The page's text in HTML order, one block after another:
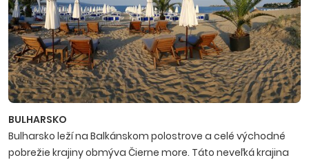
BULHARSKO
Bulharsko leží na Balkánskom polostrove a celé východné
pobrežie krajiny obmýva Čierne more. Táto neveľká krajina